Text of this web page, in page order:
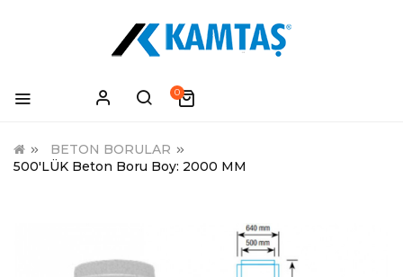
0
BETON BORULAR
500'LÜK Beton Boru Boy: 2000 MM